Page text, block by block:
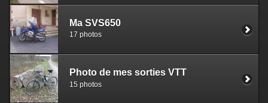
Ma SVS650
17 photos
Photo de mes sorties VTT
15 photos